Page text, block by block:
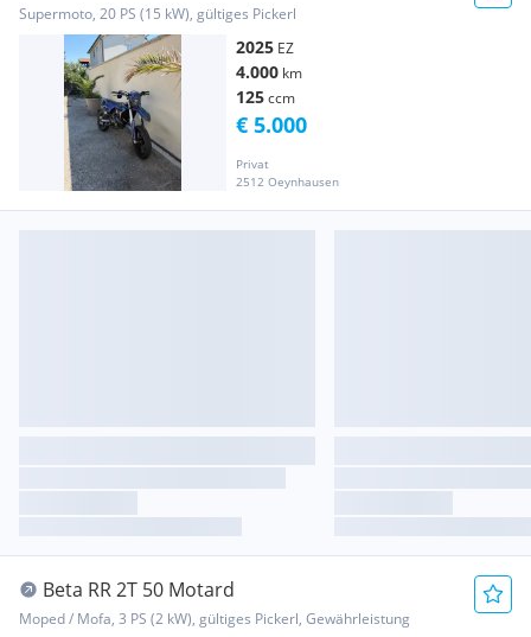
Supermoto, 20 PS (15 kW), gültiges Pickerl
2025 EZ
4.000 km
125ccm
Privat
2512 Oeynhausen
€ 5.000
Beta RR 2T 50 Motard
Moped / Mofa, 3 PS (2 kW), gültiges Pickerl, Gewährleistung